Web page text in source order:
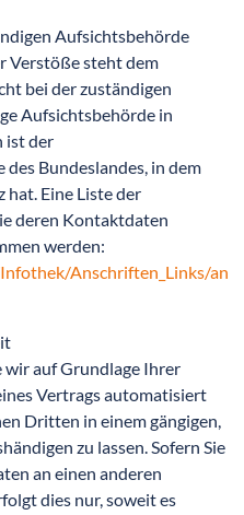
Aufsichtsbehörde
Verstöße steht dem
bei der zuständigen
Aufsichtsbehörde in
ist der
Bundeslandes, in dem
hat. Eine Liste der
deren Kontaktdaten
werden:
Anschriften_Links/
wir auf Grundlage Ihrer
Vertrags automatisiert
Dritten in einem gängigen,
zu lassen. Sofern Sie
an einen anderen
dies nur, soweit es